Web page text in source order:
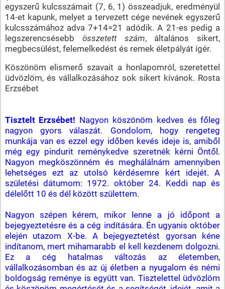
egyszerű kulcsszámait (7, 6, 1) összeadjuk, eredményül
14-et kapunk, melyet a tervezett cége nevének egyszerű
kulcsszámához adva 7+14=21 adódik. A 21-es pedig a
legszerencsésebb összetett szám, általános sikert,
megbecsülést, felemelkedést és remek életpályát ígér.
Köszönöm elismerő szavait a honlapomról, szeretettel
üdvözlöm, és vállalkozásához sok sikert kívánok. Rosta
Erzsébet
Tisztelt Erzsébet! Nagyon köszönöm kedves és főleg
nagyon gyors válaszát. Gondolom, hogy rengeteg
munkája van es ezzel egy időben kevés ideje is, amiből
még egy pindurit reménykedve szeretnék kérni Öntől.
Nagyon megköszönném és meghálálnám amennyiben
lehetséges ezt az utolsó kérdésemre kért idejét. A
születési dátumom: 1972. október 24. Keddi nap és
délelőtt 10 és dél között születtem.
Nagyon szépen kérem, mikor lenne a jó időpont a
bejegyeztetésre és a cég indítására. Én ugyanis október
elején utazom X-be. A bejegyeztetést gyorsan kéne
indítanom, mert mihamarabb el kell kezdenem dolgozni.
Ez a cég hatalmas változás az életemben,
vállalkozásomban és az új életben a nyugalom és némi
boldogság reménye is együtt van. Tisztelettel üdvözlöm